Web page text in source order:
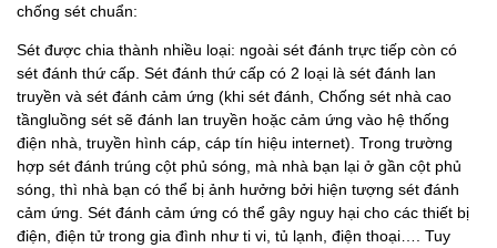
chống sét chuẩn:
Sét được chia thành nhiều loại: ngoài sét đánh trực tiếp còn có
sét đánh thứ cấp. Sét đánh thứ cấp có 2 loại là sét đánh lan
truyền và sét đánh cảm ứng (khi sét đánh, Chống sét nhà cao
tầngluồng sét sẽ đánh lan truyền hoặc cảm ứng vào hệ thống
điện nhà, truyền hình cáp, cáp tín hiệu internet). Trong trường
hợp sét đánh trúng cột phủ sóng, mà nhà bạn lại ở gần cột phủ
sóng, thì nhà bạn có thể bị ảnh hưởng bởi hiện tượng sét đánh
cảm ứng. Sét đánh cảm ứng có thể gây nguy hại cho các thiết bị
điện, điện tử trong gia đình như ti vi, tủ lạnh, điện thoại…. Tuy